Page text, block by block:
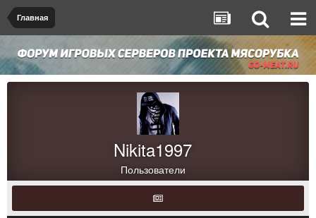
Главная
Nikita1997
Пользователи